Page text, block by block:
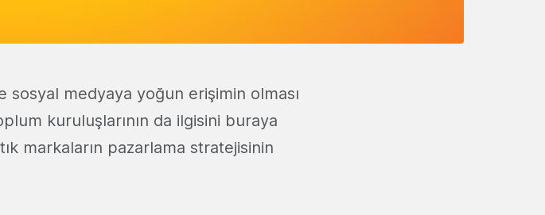
medyaya yoğun erişimin olması
kuruluşlarının da ilgisini buraya
markaların pazarlama stratejisinin